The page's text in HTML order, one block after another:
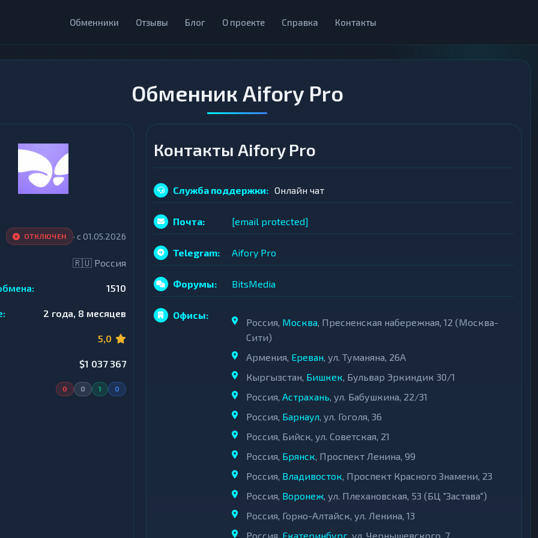
Обменники Отзывы Блог О проекте Справка Контакты
Обменник Aifory Pro
ОТКЛЮЧЕН · с01.05.2026
🇷🇺 Россия
1510
2 года, 8 месяцев
5,0
$1 037 367
0 0 1 0
Контакты Aifory Pro
Служба поддержки: Онлайн чат
Почта: [email protected]
Telegram: Aifory Pro
Форумы: BitsMedia
Офисы:
Россия, Москва, Пресненская набережная, 12 (Москва-
Сити)
Армения, Ереван, ул. Туманяна, 26А
Кыргызстан, Бишкек, Бульвар Эркиндик 30/1
Россия, Астрахань, ул. Бабушкина, 22/31
Россия, Барнаул, ул. Гоголя, 36
Россия, Бийск, ул. Советская, 21
Россия, Брянск, Проспект Ленина, 99
Россия, Владивосток, Проспект Красного Знамени, 23
Россия, Воронеж, ул. Плехановская, 53 (БЦ "Застава")
Россия, Горно-Алтайск, ул. Ленина, 13
Россия, Екатеринбург, ул. Чернышевского, 7